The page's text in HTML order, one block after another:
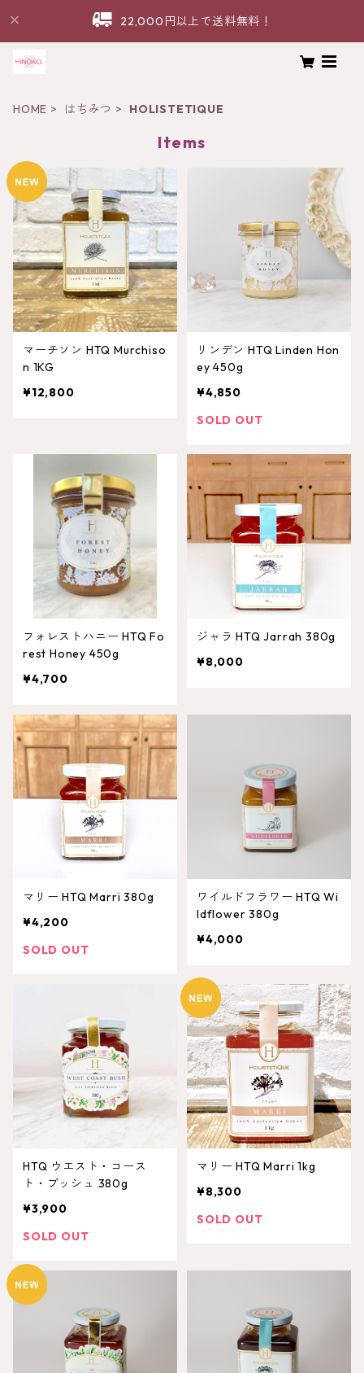
22,000円以上で送料無料！
HOME はちみつ HOLISTETIQUE
Items
マーチソン HTQ Murchiso
n 1KG
¥12,800
リンデン HTQ Linden Hon
ey 450g
¥4,850
SOLD OUT
フォレストハニー HTQ Fo
rest Honey 450g
¥4,700
ジャラ HTQ Jarrah 380g
¥8,000
マリー HTQ Marri 380g
¥4,200
SOLD OUT
ワイルドフラワー HTQ Wi
ldflower 380g
¥4,000
HTQ ウエスト・コース
ト・ブッシュ 380g
¥3,900
SOLD OUT
マリー HTQ Marri 1kg
¥8,300
SOLD OUT